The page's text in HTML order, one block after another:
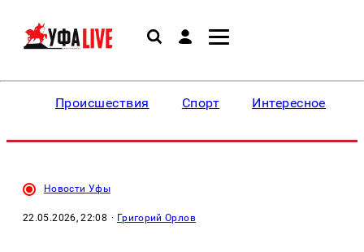
Происшествия Спорт Интересное
Новости Уфы
22.05.2026, 22:08 · Григорий Орлов